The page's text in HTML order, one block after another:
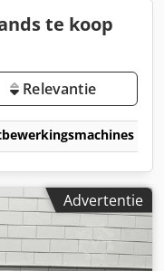
te koop
Relevantie
Advertentie